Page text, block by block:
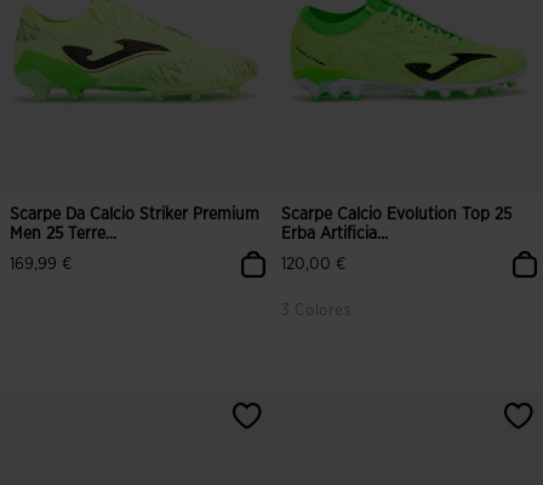
Scarpe Da Calcio Striker Premium
Men 25 Terre...
169,99 €
3,2 su 5 valutazione dei clienti
Scarpe Calcio Evolution Top 25
Erba Artificia...
120,00 €
3 Colores
3,6 su 5 valutazione dei clienti